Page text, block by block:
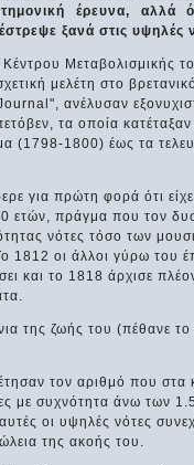
έρευνα, αλλά
ξανά στις υψηλές
Μεταβολισμικής
μελέτη στο
ανέλυσαν
τα οποία κατέταξαν
(1798-1800) έως τα
για πρώτη φορά ότι
ετών, πράγμα που τον
νότες τόσο των
1812 οι άλλοι γύρω του
και το 1818 άρχισε
της ζωής του (πέθανε
τον αριθμό που στα
με συχνότητα άνω των
οι υψηλές νότες
της ακοής του.